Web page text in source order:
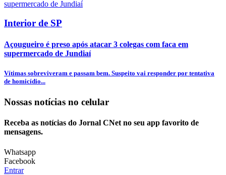
Interior de SP
Açougueiro é preso após atacar 3 colegas com faca em
supermercado de Jundiaí
Vítimas sobreviveram e passam bem. Suspeito vai responder por tentativa
de homicídio...
Nossas notícias no celular
Receba as notícias do Jornal CNet no seu app favorito de
mensagens.
Whatsapp
Facebook
Entrar